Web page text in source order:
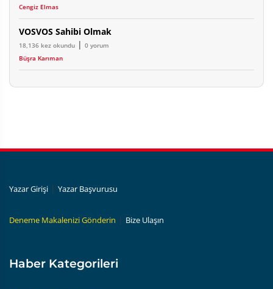
Cengiz Elmas
VOSVOS Sahibi Olmak
18,136 kez okundu | 0 yorum
Büşra Karıman
Yazar Girişi | Yazar Başvurusu
Deneme Makalenizi Gönderin | Bize Ulaşın
Haber Kategorileri